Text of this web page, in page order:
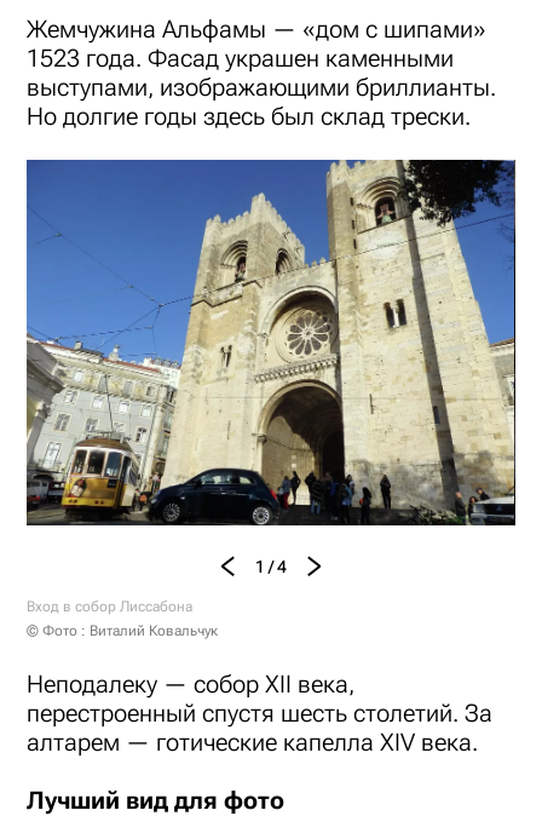
Жемчужина Альфамы — «дом с шипами»
1523 года. Фасад украшен каменными
выступами, изображающими бриллианты.
Но долгие годы здесь был склад трески.
1 / 4
Вход в собор Лиссабона
© Фото : Виталий Ковальчук
Неподалеку — собор XII века,
перестроенный спустя шесть столетий. За
алтарем — готические капелла XIV века.
Лучший вид для фото